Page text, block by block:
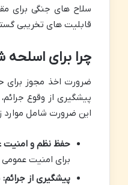
سلاح های جنگی برای
قابلیت های تخریبی
چرا برای اسلحه
ضرورت اخذ مجوز برای
پیشگیری از وقوع
این ضرورت شامل موارد
حفظ نظم و امنیت
برای امنیت
پیشگیری از جرائم: